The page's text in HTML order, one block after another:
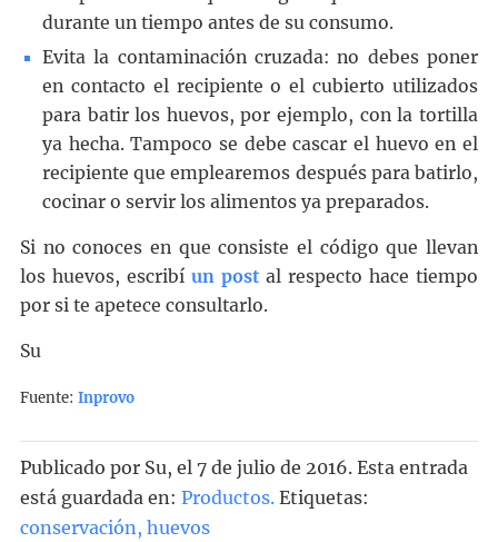
durante un tiempo antes de su consumo.
Evita la contaminación cruzada: no debes poner
en contacto el recipiente o el cubierto utilizados
para batir los huevos, por ejemplo, con la tortilla
ya hecha. Tampoco se debe cascar el huevo en el
recipiente que emplearemos después para batirlo,
cocinar o servir los alimentos ya preparados.
Si no conoces en que consiste el código que llevan
los huevos, escribí un post al respecto hace tiempo
por si te apetece consultarlo.
Su
Fuente: Inprovo
Publicado por Su, el 7 de julio de 2016. Esta entrada
está guardada en: Productos. Etiquetas:
conservación, huevos